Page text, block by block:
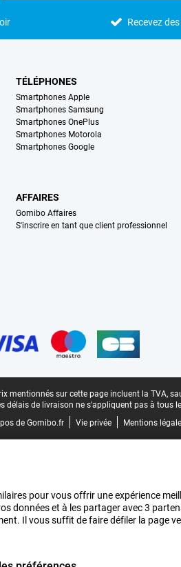
Recevez
TÉLÉPHONES
Smartphones Apple
Smartphones Samsung
Smartphones OnePlus
Smartphones Motorola
Smartphones Google
AFFAIRES
Gomibo Affaires
S'inscrire en tant que client professionnel
mentionnés sur cette page incluent la TVA,
délais de livraison ne s'appliquent pas à tous
de Gomibo.fr
Vie privée Mentions
pour vous offrir une expérience
données et à les partager avec 3
Il vous suffit de faire défiler la page